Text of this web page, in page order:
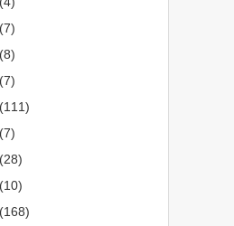
(7)
(8)
(7)
(111)
(7)
(28)
(10)
(168)